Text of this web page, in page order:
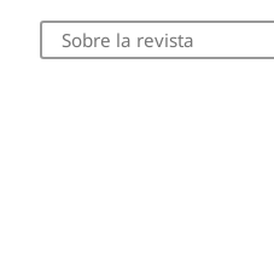
Sobre la revista